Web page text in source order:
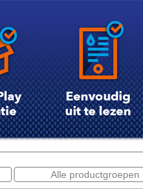
Alle productgroepen